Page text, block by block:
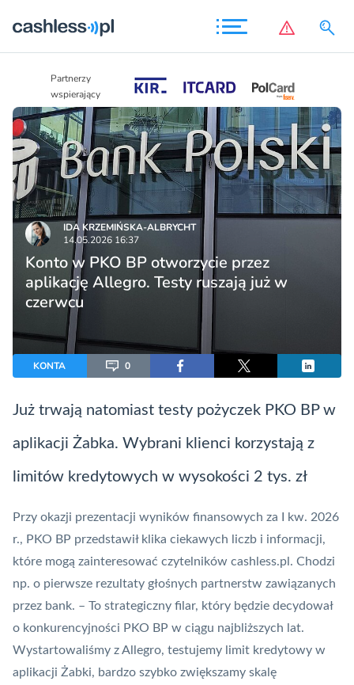
Partnerzy
wspierający
IDA KRZEMIŃSKA-ALBRYCHT
14.05.2026 16:37
Konto w PKO BP otworzycie przez
aplikację Allegro. Testy ruszają już w
czerwcu
KONTA 0
Już trwają natomiast testy pożyczek PKO BP w
aplikacji Żabka. Wybrani klienci korzystają z
limitów kredytowych w wysokości 2 tys. zł
Przy okazji prezentacji wyników finansowych za I kw. 2026
r., PKO BP przedstawił klika ciekawych liczb i informacji,
które mogą zainteresować czytelników cashless.pl. Chodzi
np. o pierwsze rezultaty głośnych partnerstw zawiązanych
przez bank. – To strategiczny filar, który będzie decydował
o konkurencyjności PKO BP w ciągu najbliższych lat.
Wystartowaliśmy z Allegro, testujemy limit kredytowy w
aplikacji Żabki, bardzo szybko zwiększamy skalę